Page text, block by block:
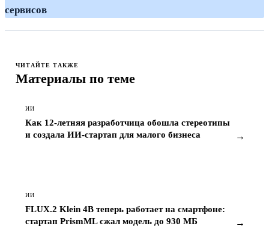
сервисов
ЧИТАЙТЕ ТАКЖЕ
Материалы по теме
ИИ
Как 12-летняя разработчица обошла стереотипы
и создала ИИ-стартап для малого бизнеса
→
ИИ
FLUX.2 Klein 4B теперь работает на смартфоне:
стартап PrismML сжал модель до 930 МБ
→